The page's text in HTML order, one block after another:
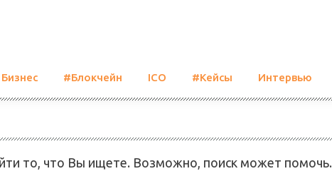
Бизнес #Блокчейн ICO #Кейсы Интервью
то, что Вы ищете. Возможно, поиск может помочь.